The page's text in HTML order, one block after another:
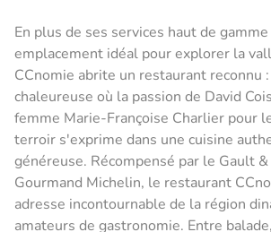
En plus de ses services haut de
emplacement idéal pour explorer la
CCnomie abrite un restaurant reconnu
chaleureuse où la passion de David
femme Marie-Françoise Charlier pour
terroir s'exprime dans une cuisine
généreuse. Récompensé par le Gault
Gourmand Michelin, le restaurant
adresse incontournable de la région
amateurs de gastronomie. Entre